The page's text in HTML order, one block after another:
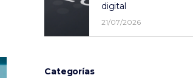
digital
21/07/2026
Categorías